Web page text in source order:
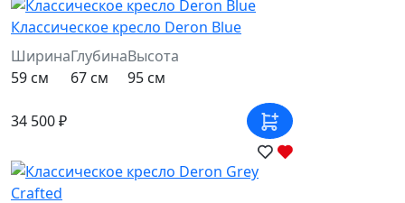
Классическое кресло Deron Blue
Ширина
59 см
Глубина
67 см
Высота
95 см
34 500 ₽